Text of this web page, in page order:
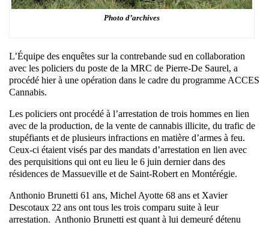
Photo d’archives
L’Équipe des enquêtes sur la contrebande sud en collaboration
avec les policiers du poste de la MRC de Pierre-De Saurel, a
procédé hier à une opération dans le cadre du programme ACCES
Cannabis.
Les policiers ont procédé à l’arrestation de trois hommes en lien
avec de la production, de la vente de cannabis illicite, du trafic de
stupéfiants et de plusieurs infractions en matière d’armes à feu.
Ceux-ci étaient visés par des mandats d’arrestation en lien avec
des perquisitions qui ont eu lieu le 6 juin dernier dans des
résidences de Massueville et de Saint-Robert en Montérégie.
Anthonio Brunetti 61 ans, Michel Ayotte 68 ans et Xavier
Descotaux 22 ans ont tous les trois comparu suite à leur
arrestation. Anthonio Brunetti est quant à lui demeuré détenu